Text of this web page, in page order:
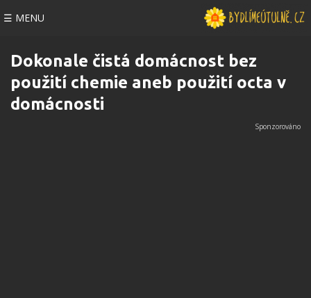
☰ MENU
Dokonale čistá domácnost bez
použití chemie aneb použití octa v
domácnosti